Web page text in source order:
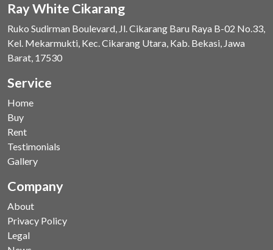
Ray White Cikarang
Ruko Sudirman Boulevard, Jl. Cikarang Baru Raya B-02 No.33,
Kel. Mekarmukti, Kec. Cikarang Utara, Kab. Bekasi, Jawa
Barat, 17530
Service
Home
Buy
Rent
Testimonials
Gallery
Company
About
Privacy Policy
Legal